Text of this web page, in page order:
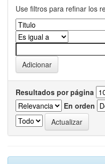
Use filtros para refinar los
Resultados por página
En orden